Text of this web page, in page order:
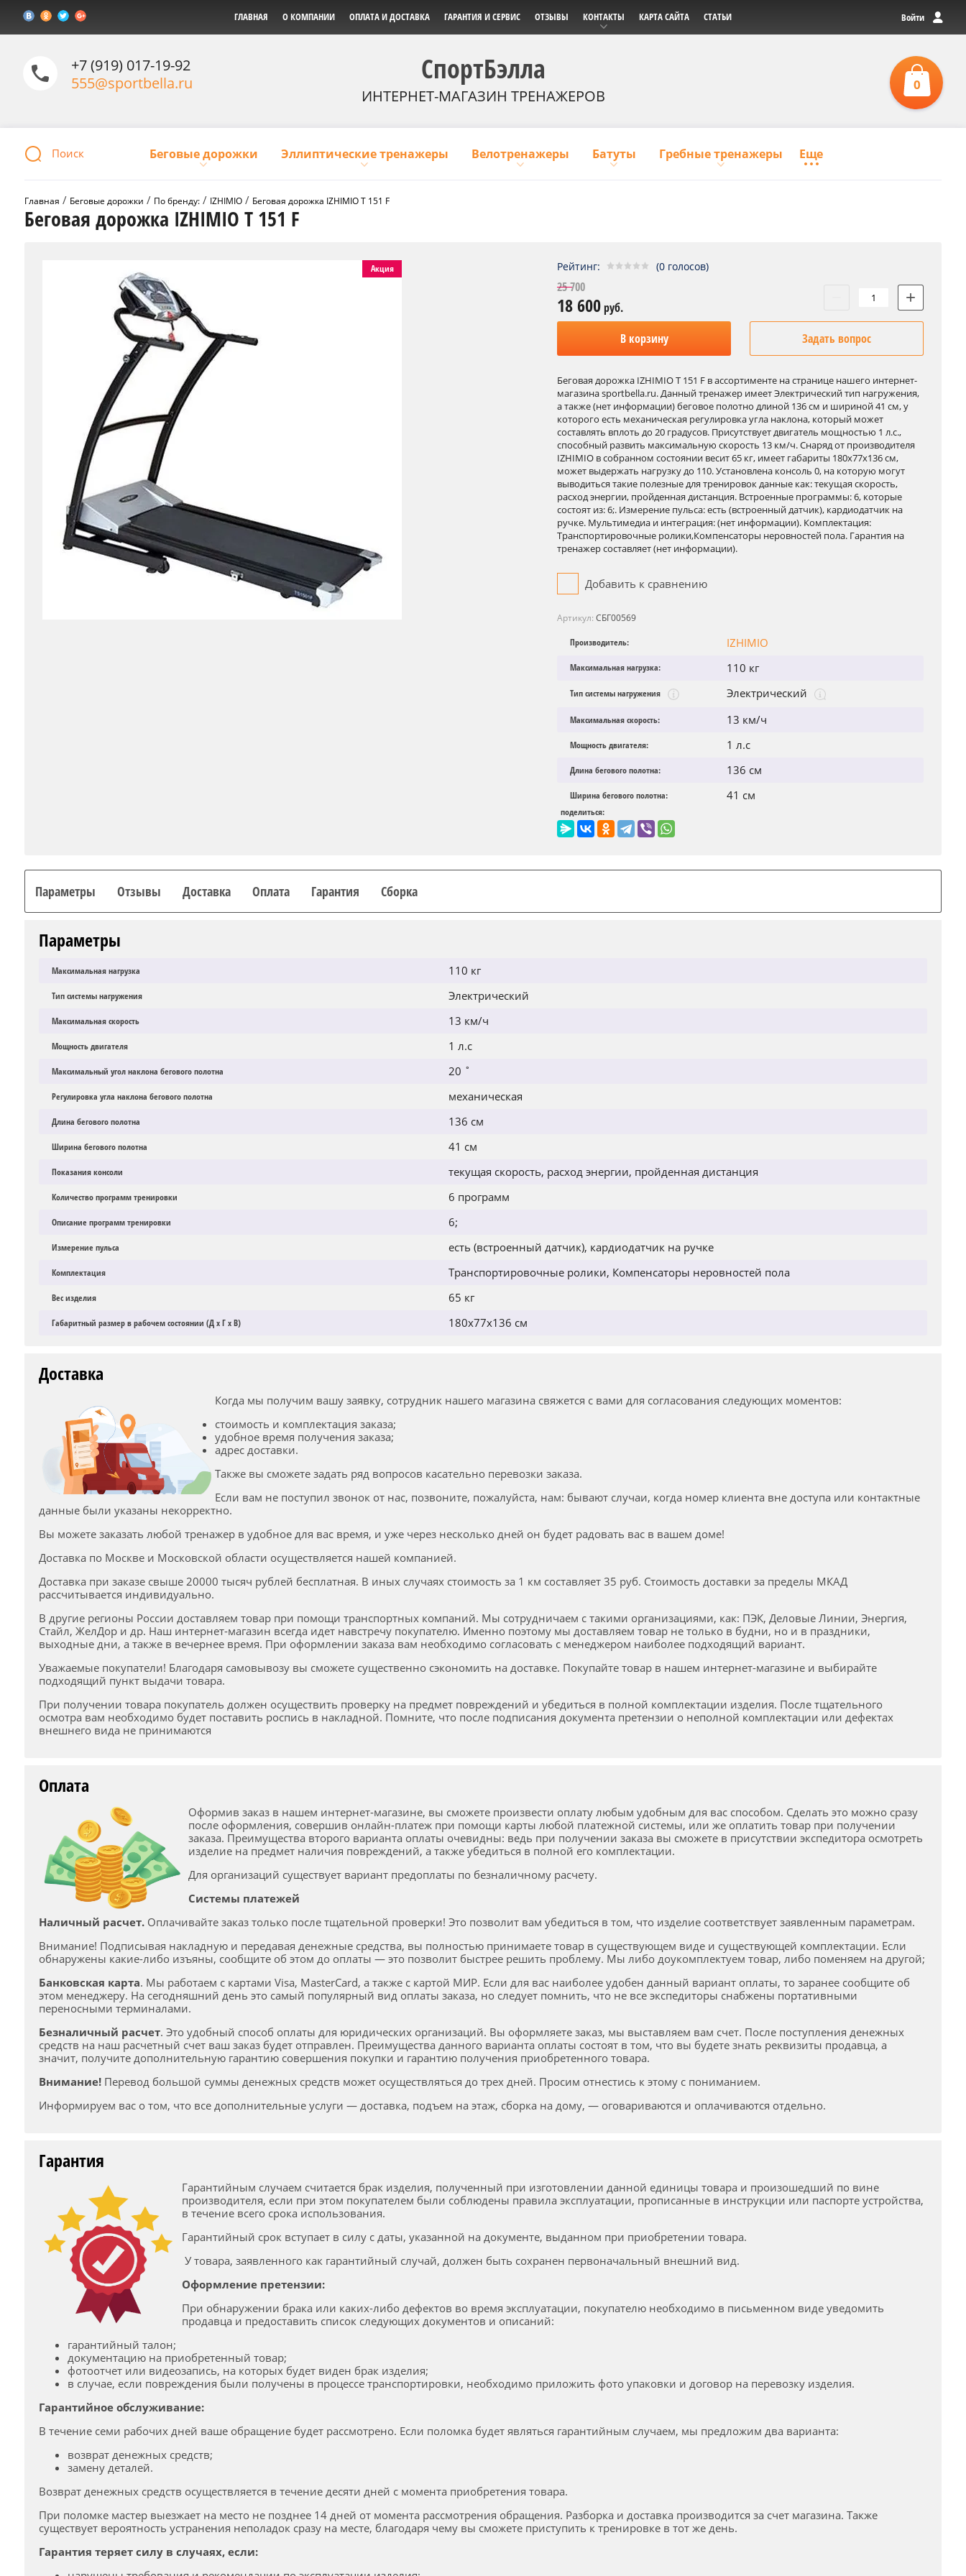
ГЛАВНАЯ О КОМПАНИИ ОПЛАТА И ДОСТАВКА ГАРАНТИЯ И СЕРВИС ОТЗЫВЫ КОНТАКТЫ КАРТА САЙТА СТАТЬИ Войти
+7 (919) 017-19-92
555@sportbella.ru
СпортБэлла
ИНТЕРНЕТ-МАГАЗИН ТРЕНАЖЕРОВ
0
Беговые дорожки Эллиптические тренажеры Велотренажеры Батуты Гребные тренажеры
Главная / Беговые дорожки / По бренду: / IZHIMIO / Беговая дорожка IZHIMIO T 151 F
Беговая дорожка IZHIMIO T 151 F
Акция Рейтинг: (0 голосов)
25 700
18 600руб.
+
В корзину Задать вопрос
Беговая дорожка IZHIMIO T 151 F в ассортименте на странице нашего интернет-
магазина sportbella.ru. Данный тренажер имеет Электрический тип нагружения,
а также (нет информации) беговое полотно длиной 136 см и шириной 41 см, у
которого есть механическая регулировка угла наклона, который может
составлять вплоть до 20 градусов. Присутствует двигатель мощностью 1 л.с.,
способный развить максимальную скорость 13 км/ч. Снаряд от производителя
IZHIMIO в собранном состоянии весит 65 кг, имеет габариты 180x77x136 см,
может выдержать нагрузку до 110. Установлена консоль 0, на которую могут
выводиться такие полезные для тренировок данные как: текущая скорость,
расход энергии, пройденная дистанция. Встроенные программы: 6, которые
состоят из: 6;. Измерение пульса: есть (встроенный датчик), кардиодатчик на
ручке. Мультимедиа и интеграция: (нет информации). Комплектация:
Транспортировочные ролики,Компенсаторы неровностей пола. Гарантия на
тренажер составляет (нет информации).
Добавить к сравнению
Артикул: СБГ00569
Производитель: IZHIMIO
Максимальная нагрузка: 110 кг
Тип системы нагружения Электрический
Максимальная скорость: 13 км/ч
Мощность двигателя: 1 л.с
Длина бегового полотна: 136 см
Ширина бегового полотна: 41 см
поделиться:
Параметры Отзывы Доставка Оплата Гарантия Сборка
Параметры
Максимальная нагрузка 110 кг
Тип системы нагружения Электрический
Максимальная скорость 13 км/ч
Мощность двигателя 1 л.с
Максимальный угол наклона бегового полотна 20 ˚
Регулировка угла наклона бегового полотна механическая
Длина бегового полотна 136 см
Ширина бегового полотна 41 см
Показания консоли текущая скорость, расход энергии, пройденная дистанция
Количество программ тренировки 6 программ
Описание программ тренировки 6;
Измерение пульса есть (встроенный датчик), кардиодатчик на ручке
Комплектация Транспортировочные ролики, Компенсаторы неровностей пола
Вес изделия 65 кг
Габаритный размер в рабочем состоянии (Д х Г х В) 180x77x136 см
Доставка
Когда мы получим вашу заявку, сотрудник нашего магазина свяжется с вами для согласования следующих моментов:
стоимость и комплектация заказа;
удобное время получения заказа;
адрес доставки.
Также вы сможете задать ряд вопросов касательно перевозки заказа.
Если вам не поступил звонок от нас, позвоните, пожалуйста, нам: бывают случаи, когда номер клиента вне доступа или контактные
данные были указаны некорректно.
Вы можете заказать любой тренажер в удобное для вас время, и уже через несколько дней он будет радовать вас в вашем доме!
Доставка по Москве и Московской области осуществляется нашей компанией.
Доставка при заказе свыше 20000 тысяч рублей бесплатная. В иных случаях стоимость за 1 км составляет 35 руб. Стоимость доставки за пределы МКАД
рассчитывается индивидуально.
В другие регионы России доставляем товар при помощи транспортных компаний. Мы сотрудничаем с такими организациями, как: ПЭК, Деловые Линии, Энергия,
Стайл, ЖелДор и др. Наш интернет-магазин всегда идет навстречу покупателю. Именно поэтому мы доставляем товар не только в будни, но и в праздники,
выходные дни, а также в вечернее время. При оформлении заказа вам необходимо согласовать с менеджером наиболее подходящий вариант.
Уважаемые покупатели! Благодаря самовывозу вы сможете существенно сэкономить на доставке. Покупайте товар в нашем интернет-магазине и выбирайте
подходящий пункт выдачи товара.
При получении товара покупатель должен осуществить проверку на предмет повреждений и убедиться в полной комплектации изделия. После тщательного
осмотра вам необходимо будет поставить роспись в накладной. Помните, что после подписания документа претензии о неполной комплектации или дефектах
внешнего вида не принимаются
Оплата
Оформив заказ в нашем интернет-магазине, вы сможете произвести оплату любым удобным для вас способом. Сделать это можно сразу
после оформления, совершив онлайн-платеж при помощи карты любой платежной системы, или же оплатить товар при получении
заказа. Преимущества второго варианта оплаты очевидны: ведь при получении заказа вы сможете в присутствии экспедитора осмотреть
изделие на предмет наличия повреждений, а также убедиться в полной его комплектации.
Для организаций существует вариант предоплаты по безналичному расчету.
Системы платежей
Наличный расчет. Оплачивайте заказ только после тщательной проверки! Это позволит вам убедиться в том, что изделие соответствует заявленным параметрам.
Внимание! Подписывая накладную и передавая денежные средства, вы полностью принимаете товар в существующем виде и существующей комплектации. Если
обнаружены какие-либо изъяны, сообщите об этом до оплаты — это позволит быстрее решить проблему. Мы либо доукомплектуем товар, либо поменяем на другой;
Банковская карта. Мы работаем с картами Visa, MasterCard, а также с картой МИР. Если для вас наиболее удобен данный вариант оплаты, то заранее сообщите об
этом менеджеру. На сегодняшний день это самый популярный вид оплаты заказа, но следует помнить, что не все экспедиторы снабжены портативными
переносными терминалами.
Безналичный расчет. Это удобный способ оплаты для юридических организаций. Вы оформляете заказ, мы выставляем вам счет. После поступления денежных
средств на наш расчетный счет ваш заказ будет отправлен. Преимущества данного варианта оплаты состоят в том, что вы будете знать реквизиты продавца, а
значит, получите дополнительную гарантию совершения покупки и гарантию получения приобретенного товара.
Внимание! Перевод большой суммы денежных средств может осуществляться до трех дней. Просим отнестись к этому с пониманием.
Информируем вас о том, что все дополнительные услуги — доставка, подъем на этаж, сборка на дому, — оговариваются и оплачиваются отдельно.
Гарантия
Гарантийным случаем считается брак изделия, полученный при изготовлении данной единицы товара и произошедший по вине
производителя, если при этом покупателем были соблюдены правила эксплуатации, прописанные в инструкции или паспорте устройства,
в течение всего срока использования.
Гарантийный срок вступает в силу с даты, указанной на документе, выданном при приобретении товара.
У товара, заявленного как гарантийный случай, должен быть сохранен первоначальный внешний вид.
Оформление претензии:
При обнаружении брака или каких-либо дефектов во время эксплуатации, покупателю необходимо в письменном виде уведомить
продавца и предоставить список следующих документов и описаний:
гарантийный талон;
документацию на приобретенный товар;
фотоотчет или видеозапись, на которых будет виден брак изделия;
в случае, если повреждения были получены в процессе транспортировки, необходимо приложить фото упаковки и договор на перевозку изделия.
Гарантийное обслуживание:
В течение семи рабочих дней ваше обращение будет рассмотрено. Если поломка будет являться гарантийным случаем, мы предложим два варианта:
возврат денежных средств;
замену деталей.
Возврат денежных средств осуществляется в течение десяти дней с момента приобретения товара.
При поломке мастер выезжает на место не позднее 14 дней от момента рассмотрения обращения. Разборка и доставка производится за счет магазина. Также
существует вероятность устранения неполадок сразу на месте, благодаря чему вы сможете приступить к тренировке в тот же день.
Гарантия теряет силу в случаях, если: